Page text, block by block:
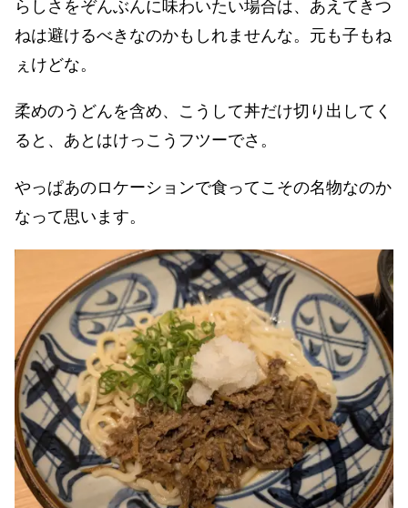
らしさをぞんぶんに味わいたい場合は、あえてきつ
ねは避けるべきなのかもしれませんな。元も子もね
ぇけどな。
柔めのうどんを含め、こうして丼だけ切り出してく
ると、あとはけっこうフツーでさ。
やっぱあのロケーションで食ってこその名物なのか
なって思います。